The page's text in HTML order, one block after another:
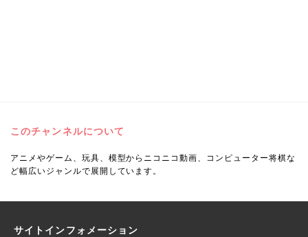
このチャンネルについて
アニメやゲーム、玩具、模型からニコニコ動画、コンピューター将棋な
ど幅広いジャンルで展開しています。
サイトインフォメーション